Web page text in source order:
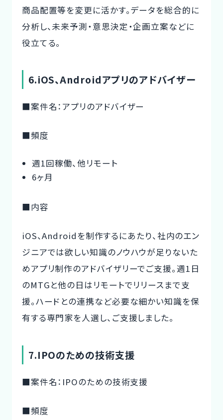
商品配置等を変更に活かす。データを総合的に
分析し、未来予測・意思決定・企画立案などに
役立てる。
6.iOS、Androidアプリのアドバイザー
■案件名：アプリのアドバイザー
■頻度
週1回稼働、他リモート
6ヶ月
■内容
iOS、Androidを制作するにあたり、社内のエン
ジニアでは欲しい知識のノウハウが足りないた
めアプリ制作のアドバイザリーでご支援。週1日
のMTGと他の日はリモートでリリースまで支
援。ハードとの連携など必要な細かい知識を保
有する専門家を人選し、ご支援しました。
7.IPOのための技術支援
■案件名：IPOのための技術支援
■頻度